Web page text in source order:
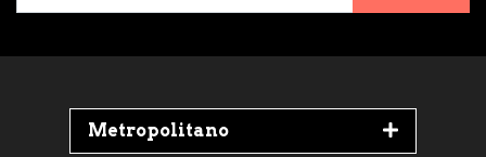
Metropolitano